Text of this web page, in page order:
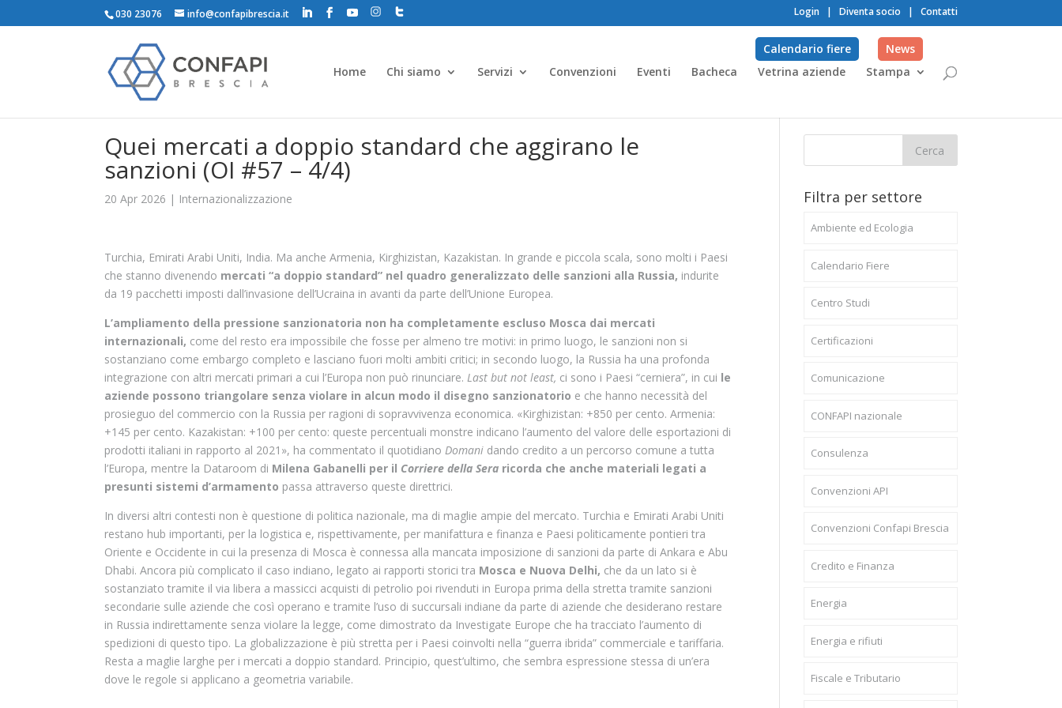
030 23076 info@confapibrescia.it Login | Diventa socio | Contatti
Home Chi siamo Servizi Convenzioni Eventi Bacheca Vetrina aziende Stampa
Calendario fiere News
Quei mercati a doppio standard che aggirano le
sanzioni (OI #57 – 4/4)
20 Apr 2026 | Internazionalizzazione
Turchia, Emirati Arabi Uniti, India. Ma anche Armenia, Kirghizistan, Kazakistan. In grande e piccola scala, sono molti i Paesi
che stanno divenendo mercati “a doppio standard” nel quadro generalizzato delle sanzioni alla Russia, indurite
da 19 pacchetti imposti dall’invasione dell’Ucraina in avanti da parte dell’Unione Europea.
L’ampliamento della pressione sanzionatoria non ha completamente escluso Mosca dai mercati
internazionali, come del resto era impossibile che fosse per almeno tre motivi: in primo luogo, le sanzioni non si
sostanziano come embargo completo e lasciano fuori molti ambiti critici; in secondo luogo, la Russia ha una profonda
integrazione con altri mercati primari a cui l’Europa non può rinunciare. Last but not least, ci sono i Paesi “cerniera”, in cui le
aziende possono triangolare senza violare in alcun modo il disegno sanzionatorio e che hanno necessità del
prosieguo del commercio con la Russia per ragioni di sopravvivenza economica. «Kirghizistan: +850 per cento. Armenia:
+145 per cento. Kazakistan: +100 per cento: queste percentuali monstre indicano l’aumento del valore delle esportazioni di
prodotti italiani in rapporto al 2021», ha commentato il quotidiano Domani dando credito a un percorso comune a tutta
l’Europa, mentre la Dataroom di Milena Gabanelli per il Corriere della Sera ricorda che anche materiali legati a
presunti sistemi d’armamento passa attraverso queste direttrici.
In diversi altri contesti non è questione di politica nazionale, ma di maglie ampie del mercato. Turchia e Emirati Arabi Uniti
restano hub importanti, per la logistica e, rispettivamente, per manifattura e finanza e Paesi politicamente pontieri tra
Oriente e Occidente in cui la presenza di Mosca è connessa alla mancata imposizione di sanzioni da parte di Ankara e Abu
Dhabi. Ancora più complicato il caso indiano, legato ai rapporti storici tra Mosca e Nuova Delhi, che da un lato si è
sostanziato tramite il via libera a massicci acquisti di petrolio poi rivenduti in Europa prima della stretta tramite sanzioni
secondarie sulle aziende che così operano e tramite l’uso di succursali indiane da parte di aziende che desiderano restare
in Russia indirettamente senza violare la legge, come dimostrato da Investigate Europe che ha tracciato l’aumento di
spedizioni di questo tipo. La globalizzazione è più stretta per i Paesi coinvolti nella “guerra ibrida” commerciale e tariffaria.
Resta a maglie larghe per i mercati a doppio standard. Principio, quest’ultimo, che sembra espressione stessa di un’era
dove le regole si applicano a geometria variabile.
Filtra per settore
Ambiente ed Ecologia
Calendario Fiere
Centro Studi
Certificazioni
Comunicazione
CONFAPI nazionale
Consulenza
Convenzioni API
Convenzioni Confapi Brescia
Credito e Finanza
Energia
Energia e rifiuti
Fiscale e Tributario